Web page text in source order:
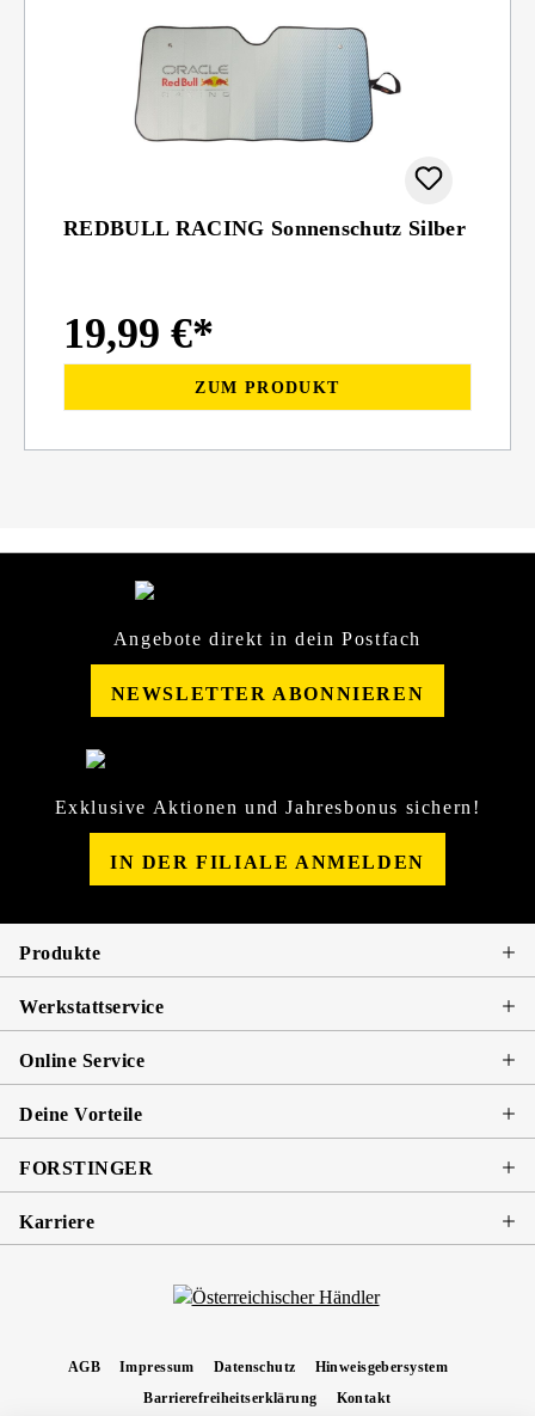
REDBULL RACING Sonnenschutz Silber
19,99 €*
ZUM PRODUKT
Angebote direkt in dein Postfach
NEWSLETTER ABONNIEREN
Exklusive Aktionen und Jahresbonus sichern!
IN DER FILIALE ANMELDEN
Produkte
Werkstattservice
Online Service
Deine Vorteile
FORSTINGER
Karriere
AGB Impressum Datenschutz
Hinweisgebersystem
Barrierefreiheitserklärung
Kontakt